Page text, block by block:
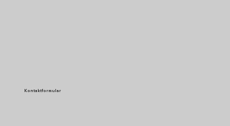
Kontaktformular